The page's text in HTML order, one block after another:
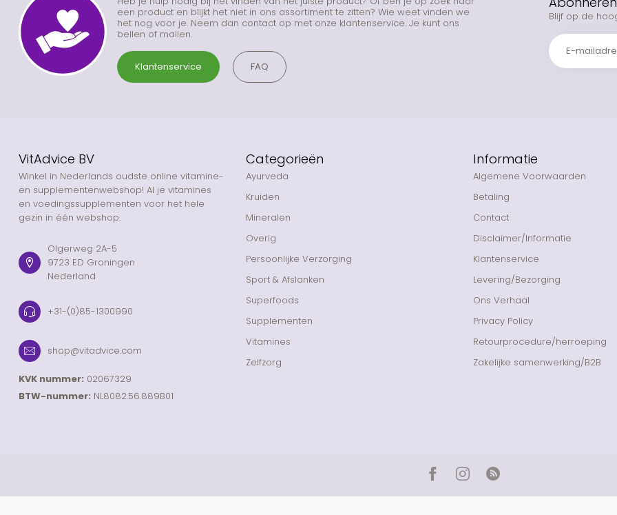
een product en blijkt het niet in ons assortiment te zitten? Wie weet vinden we
het nog voor je. Neem dan contact op met onze klantenservice. Je kunt ons
bellen of mailen.
Klantenservice FAQ
Blijf op de
VitAdvice BV
Winkel in Nederlands oudste online vitamine-
en supplementenwebshop! Al je vitamines
en voedingssupplementen voor het hele
gezin in één webshop.
Olgerweg 2A-5
9723 ED Groningen
Nederland
+31-(0)85-1300990
shop@vitadvice.com
KVK nummer: 02067329
BTW-nummer: NL8082.56.889B01
Categorieën
Ayurveda
Kruiden
Mineralen
Overig
Persoonlijke Verzorging
Sport & Afslanken
Superfoods
Supplementen
Vitamines
Zelfzorg
Informatie
Algemene Voorwaarden
Betaling
Contact
Disclaimer/Informatie
Klantenservice
Levering/Bezorging
Ons Verhaal
Privacy Policy
Retourprocedure/herroeping
Zakelijke samenwerking/B2B